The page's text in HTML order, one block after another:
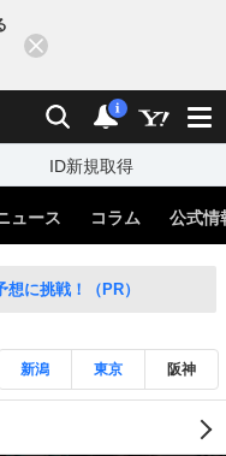
検索 通知
i
ID新規取得
ュース コラム 公式情
に挑戦！（PR）
新潟 東京 阪神